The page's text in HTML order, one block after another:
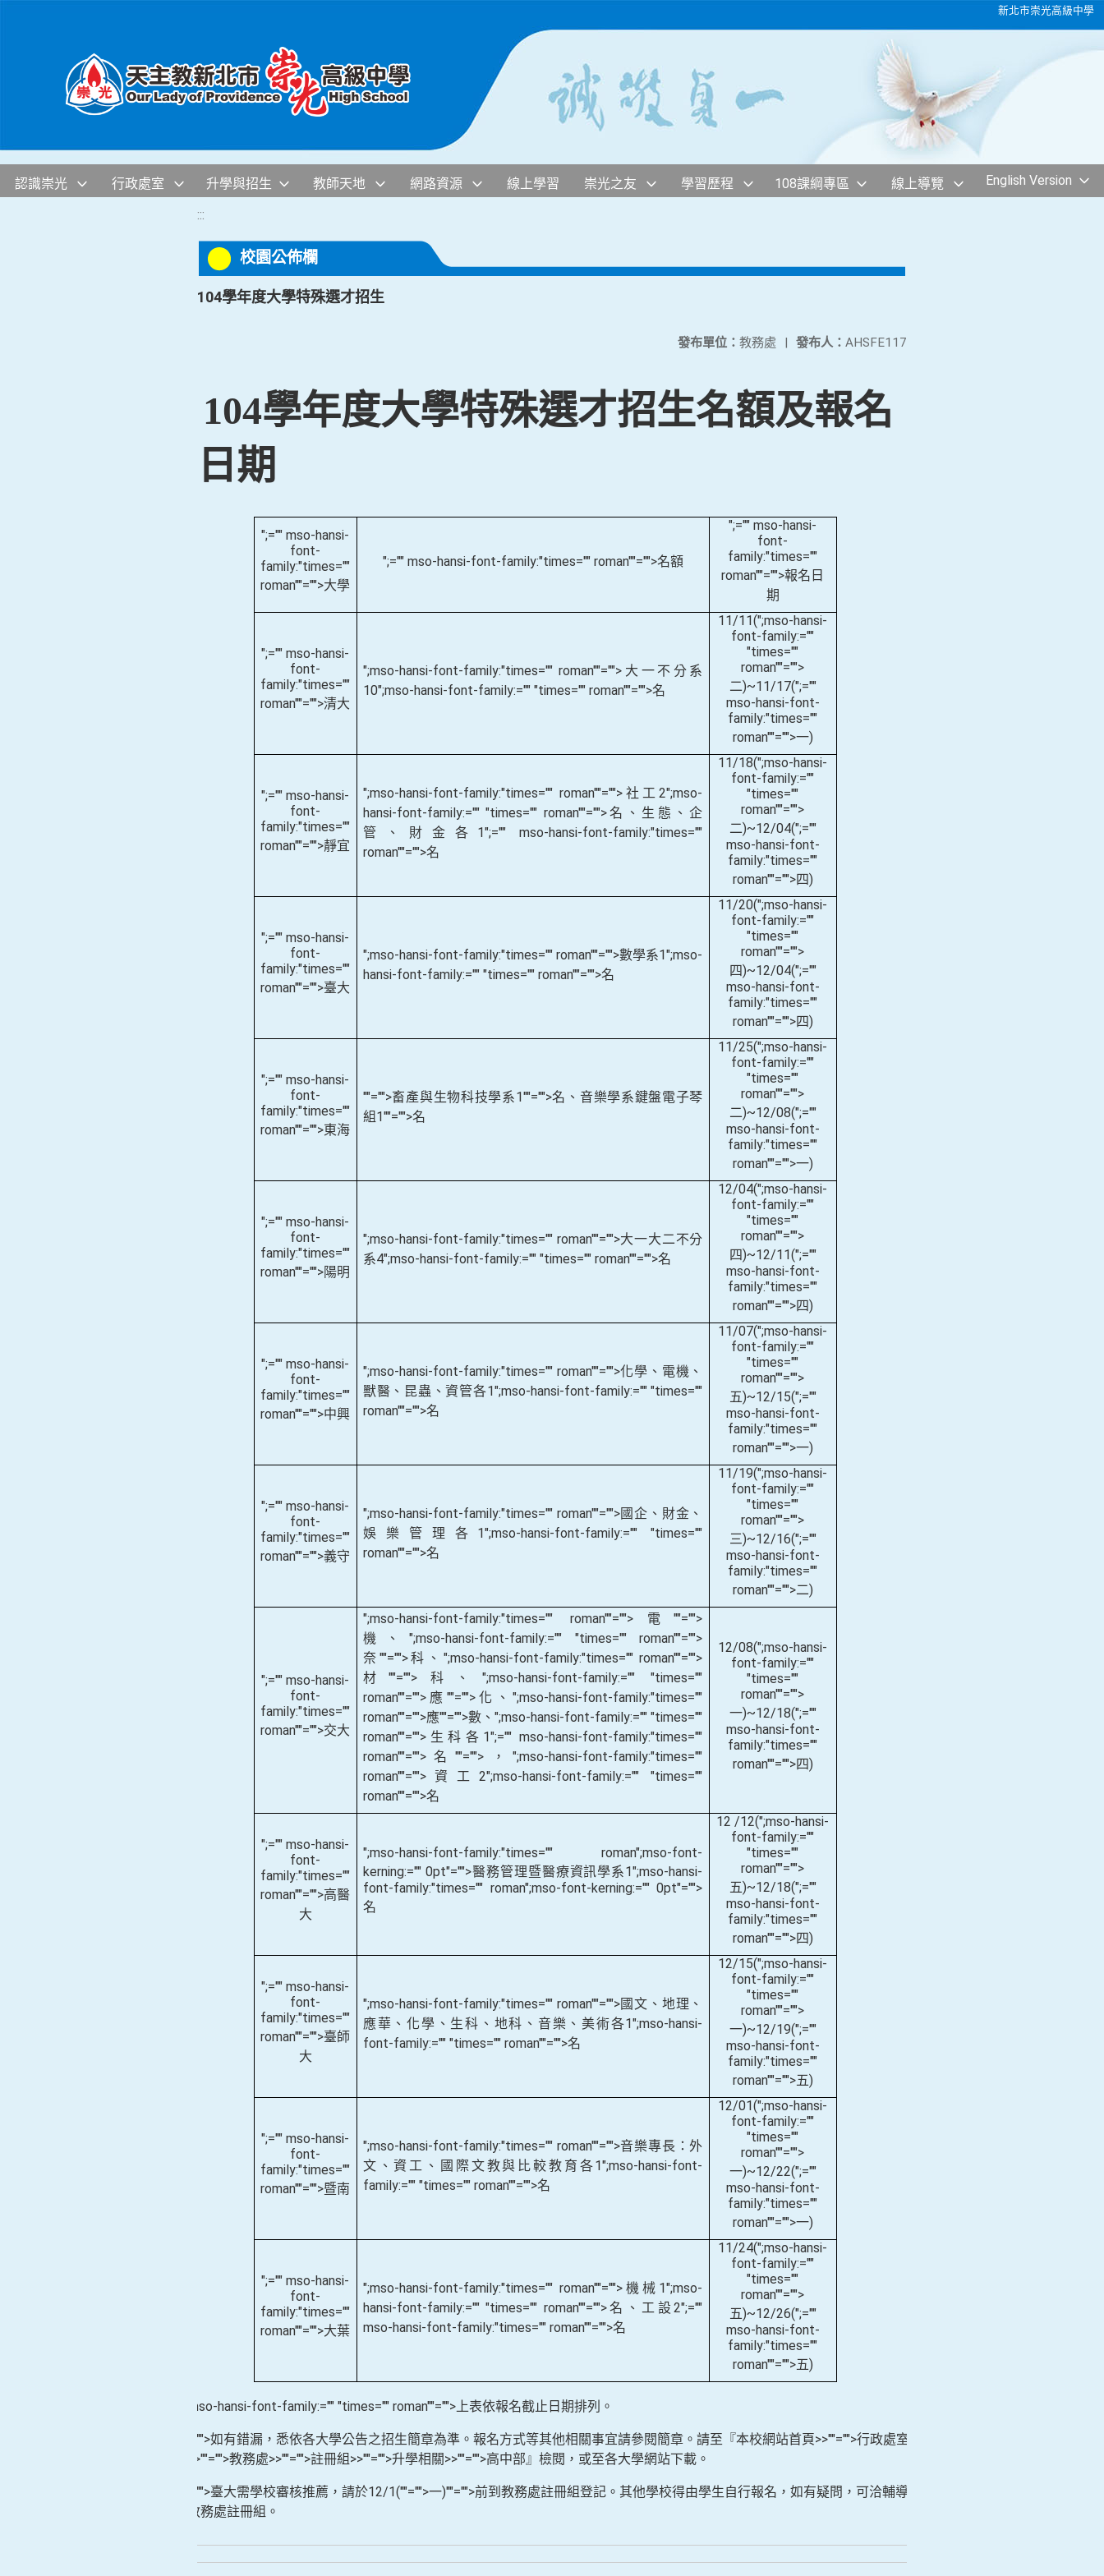
新北市崇光高級中學
認識崇光 行政處室 升學與招生 教師天地 網路資源 線上學習 崇光之友 學習歷程 108課綱專區 線上導覽 English Version
:::
校園公佈欄
104學年度大學特殊選才招生
發布人： AHSFE117
發布單位： 教務處 |
104學年度大學特殊選才招生名額及報名
日期
";="" mso-hansi-
font-
family:"times=""
roman""="">大學
";="" mso-hansi-font-family:"times="" roman""="">名額
";="" mso-hansi-
font-
family:"times=""
roman""="">報名日
期
";="" mso-hansi-
font-
family:"times=""
roman""="">清大
";mso-hansi-font-family:"times="" roman""="">大一不分系
10";mso-hansi-font-family:="" "times="" roman""="">名
11/11(";mso-hansi-
font-family:=""
"times=""
roman""="">
二)~11/17(";=""
mso-hansi-font-
family:"times=""
roman""="">一)
";="" mso-hansi-
font-
family:"times=""
roman""="">靜宜
";mso-hansi-font-family:"times="" roman""="">社工2";mso-
hansi-font-family:="" "times="" roman""="">名、生態、企
管、財金各 1";="" mso-hansi-font-family:"times=""
roman""="">名
11/18(";mso-hansi-
font-family:=""
"times=""
roman""="">
二)~12/04(";=""
mso-hansi-font-
family:"times=""
roman""="">四)
";="" mso-hansi-
font-
family:"times=""
roman""="">臺大
";mso-hansi-font-family:"times="" roman""="">數學系1";mso-
hansi-font-family:="" "times="" roman""="">名
11/20(";mso-hansi-
font-family:=""
"times=""
roman""="">
四)~12/04(";=""
mso-hansi-font-
family:"times=""
roman""="">四)
";="" mso-hansi-
font-
family:"times=""
roman""="">東海
""="">畜產與生物科技學系1""="">名、音樂學系鍵盤電子琴
組1""="">名
11/25(";mso-hansi-
font-family:=""
"times=""
roman""="">
二)~12/08(";=""
mso-hansi-font-
family:"times=""
roman""="">一)
";="" mso-hansi-
font-
family:"times=""
roman""="">陽明
";mso-hansi-font-family:"times="" roman""="">大一大二不分
系4";mso-hansi-font-family:="" "times="" roman""="">名
12/04(";mso-hansi-
font-family:=""
"times=""
roman""="">
四)~12/11(";=""
mso-hansi-font-
family:"times=""
roman""="">四)
";="" mso-hansi-
font-
family:"times=""
roman""="">中興
";mso-hansi-font-family:"times="" roman""="">化學、電機、
獸醫、昆蟲、資管各1";mso-hansi-font-family:="" "times=""
roman""="">名
11/07(";mso-hansi-
font-family:=""
"times=""
roman""="">
五)~12/15(";=""
mso-hansi-font-
family:"times=""
roman""="">一)
";="" mso-hansi-
font-
family:"times=""
roman""="">義守
";mso-hansi-font-family:"times="" roman""="">國企、財金、
娛樂管理各 1";mso-hansi-font-family:="" "times=""
roman""="">名
11/19(";mso-hansi-
font-family:=""
"times=""
roman""="">
三)~12/16(";=""
mso-hansi-font-
family:"times=""
roman""="">二)
";="" mso-hansi-
font-
family:"times=""
roman""="">交大
";mso-hansi-font-family:"times="" roman""="">電""="">
機、 ";mso-hansi-font-family:="" "times="" roman""="">
奈 ""="">科、 ";mso-hansi-font-family:"times="" roman""="">
材""="">科、 ";mso-hansi-font-family:="" "times=""
roman""="">應 ""="">化、";mso-hansi-font-family:"times=""
roman""="">應""="">數、";mso-hansi-font-family:="" "times=""
roman""="">生科各 1";="" mso-hansi-font-family:"times=""
roman""="">名""="">，";mso-hansi-font-family:"times=""
roman""="">資工 2";mso-hansi-font-family:="" "times=""
roman""="">名
12/08(";mso-hansi-
font-family:=""
"times=""
roman""="">
一)~12/18(";=""
mso-hansi-font-
family:"times=""
roman""="">四)
";="" mso-hansi-
font-
family:"times=""
roman""="">高醫
大
";mso-hansi-font-family:"times="" roman";mso-font-
kerning:="" 0pt"="">醫務管理暨醫療資訊學系1";mso-hansi-
font-family:"times="" roman";mso-font-kerning:="" 0pt"="">
名
12 /12(";mso-hansi-
font-family:=""
"times=""
roman""="">
五)~12/18(";=""
mso-hansi-font-
family:"times=""
roman""="">四)
";="" mso-hansi-
font-
family:"times=""
roman""="">臺師
大
";mso-hansi-font-family:"times="" roman""="">國文、地理、
應華、化學、生科、地科、音樂、美術各1";mso-hansi-
font-family:="" "times="" roman""="">名
12/15(";mso-hansi-
font-family:=""
"times=""
roman""="">
一)~12/19(";=""
mso-hansi-font-
family:"times=""
roman""="">五)
";="" mso-hansi-
font-
family:"times=""
roman""="">暨南
";mso-hansi-font-family:"times="" roman""="">音樂專長：外
文、資工、國際文教與比較教育各1";mso-hansi-font-
family:="" "times="" roman""="">名
12/01(";mso-hansi-
font-family:=""
"times=""
roman""="">
一)~12/22(";=""
mso-hansi-font-
family:"times=""
roman""="">一)
";="" mso-hansi-
font-
family:"times=""
roman""="">大葉
";mso-hansi-font-family:"times="" roman""="">機械 1";mso-
hansi-font-family:="" "times="" roman""="">名、工設2";=""
mso-hansi-font-family:"times="" roman""="">名
11/24(";mso-hansi-
font-family:=""
"times=""
roman""="">
五)~12/26(";=""
mso-hansi-font-
family:"times=""
roman""="">五)
";mso-hansi-font-family:="" "times="" roman""="">上表依報名截止日期排列。
""="">如有錯漏，悉依各大學公告之招生簡章為準。報名方式等其他相關事宜請參閱簡章。請至『本校網站首頁>>""="">行政處室
>>""="">教務處>>""="">註冊組>>""="">升學相關>>""="">高中部』檢閱，或至各大學網站下載。
""="">臺大需學校審核推薦，請於12/1(""="">一)""="">前到教務處註冊組登記。其他學校得由學生自行報名，如有疑問，可洽輔導室或
教務處註冊組。